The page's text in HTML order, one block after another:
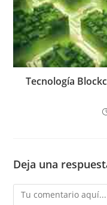
Tecnología
Deja una
Comentario